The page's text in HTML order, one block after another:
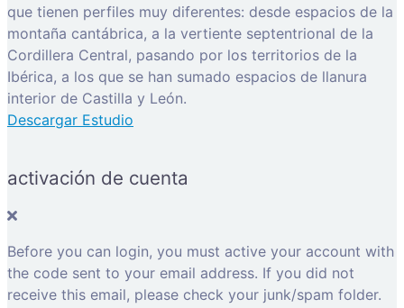
que tienen perfiles muy diferentes: desde espacios de la
montaña cantábrica, a la vertiente septentrional de la
Cordillera Central, pasando por los territorios de la
Ibérica, a los que se han sumado espacios de llanura
interior de Castilla y León.
Descargar Estudio
activación de cuenta
Before you can login, you must active your account with
the code sent to your email address. If you did not
receive this email, please check your junk/spam folder.